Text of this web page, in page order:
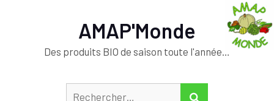
AMAP'Monde
Des produits BIO de saison toute l'année…